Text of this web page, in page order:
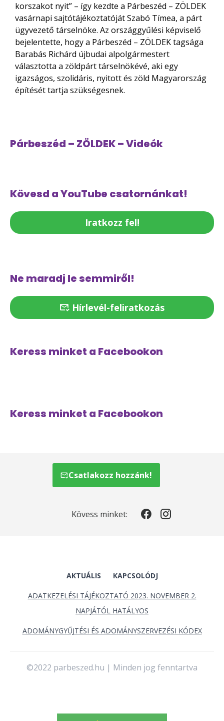
korszakot nyit” – így kezdte a Párbeszéd – ZÖLDEK
vasárnapi sajtótájékoztatóját Szabó Tímea, a párt
ügyvezető társelnöke. Az országgyűlési képviselő
bejelentette, hogy a Párbeszéd – ZÖLDEK tagsága
Barabás Richárd újbudai alpolgármestert
választotta a zöldpárt társelnökévé, aki egy
igazságos, szolidáris, nyitott és zöld Magyarország
építését tartja szükségesnek.
Párbeszéd – ZÖLDEK – Videók
Kövesd a YouTube csatornánkat!
Iratkozz fel!
Ne maradj le semmiről!
Hírlevél-feliratkozás
Keress minket a Facebookon
Keress minket a Facebookon
Csatlakozz hozzánk!
Kövess minket:
AKTUÁLIS KAPCSOLÓDJ
ADATKEZELÉSI TÁJÉKOZTATÓ 2023. NOVEMBER 2.
NAPJÁTÓL HATÁLYOS
ADOMÁNYGYŰJTÉSI ÉS ADOMÁNYSZERVEZÉSI KÓDEX
©2022 parbeszed.hu | Minden jog fenntartva